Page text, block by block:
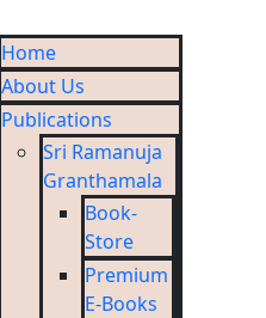
Home
About Us
Publications
Sri Ramanuja
Granthamala
Book-
Store
Premium
E-Books